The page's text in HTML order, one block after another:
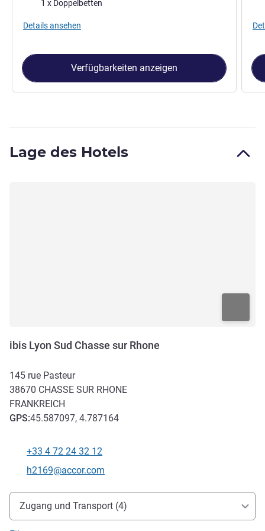
1 x Doppelbetten
Details ansehen
Verfügbarkeiten anzeigen
Lage des Hotels
ibis Lyon Sud Chasse sur Rhone
145 rue Pasteur
38670 CHASSE SUR RHONE
FRANKREICH
GPS:45.587097, 4.787164
+33 4 72 24 32 12
Kontakt-E-Mail
h2169@accor.com
Erreichbarkeit und Anbindung
Zugang und Transport (4)